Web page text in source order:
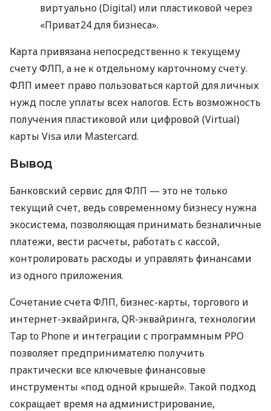
виртуально (Digital) или пластиковой через
«Приват24 для бизнеса».
Карта привязана непосредственно к текущему
счету ФЛП, а не к отдельному карточному счету.
ФЛП имеет право пользоваться картой для личных
нужд после уплаты всех налогов. Есть возможность
получения пластиковой или цифровой (Virtual)
карты Visa или Mastercard.
Вывод
Банковский сервис для ФЛП — это не только
текущий счет, ведь современному бизнесу нужна
экосистема, позволяющая принимать безналичные
платежи, вести расчеты, работать с кассой,
контролировать расходы и управлять финансами
из одного приложения.
Сочетание счета ФЛП, бизнес-карты, торгового и
интернет-эквайринга, QR-эквайринга, технологии
Tap to Phone и интеграции с программным РРО
позволяет предпринимателю получить
практически все ключевые финансовые
инструменты «под одной крышей». Такой подход
сокращает время на администрирование,